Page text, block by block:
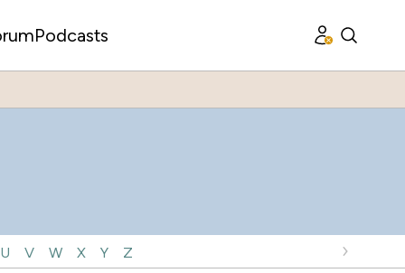
Podcasts
U V W X Y Z